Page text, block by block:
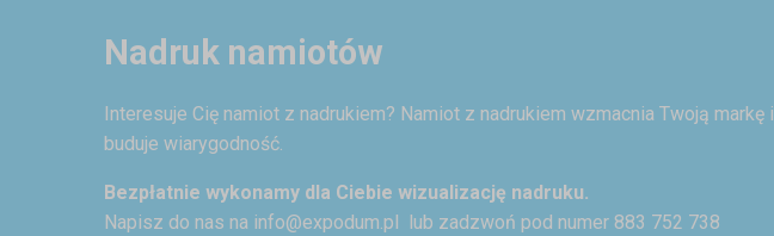
Nadruk namiotów
Interesuje Cię namiot z nadrukiem? Namiot z nadrukiem wzmacnia Twoją markę i
buduje wiarygodność.
Bezpłatnie wykonamy dla Ciebie wizualizację nadruku.
Napisz do nas na info@expodum.pl lub zadzwoń pod numer 883 752 738